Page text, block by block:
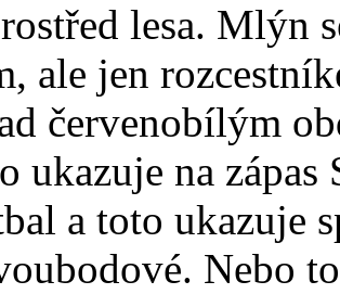
lesa. Mlýn
ale jen
červenobílým
ukazuje na
a toto ukazuje
Nebo